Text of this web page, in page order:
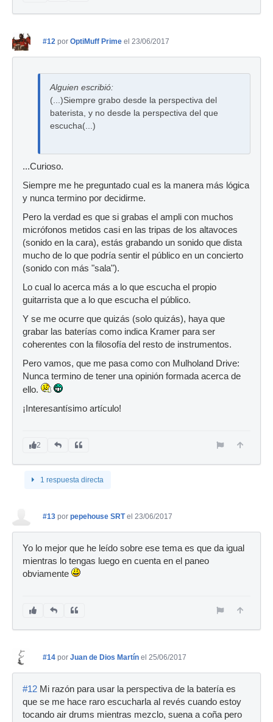
#12 por OptiMuff Prime el 23/06/2017
Alguien escribió:
(...)Siempre grabo desde la perspectiva del
baterista, y no desde la perspectiva del que
escucha(...)
...Curioso.
Siempre me he preguntado cual es la manera más lógica
y nunca termino por decidirme.
Pero la verdad es que si grabas el ampli con muchos
micrófonos metidos casi en las tripas de los altavoces
(sonido en la cara), estás grabando un sonido que dista
mucho de lo que podría sentir el público en un concierto
(sonido con más "sala").
Lo cual lo acerca más a lo que escucha el propio
guitarrista que a lo que escucha el público.
Y se me ocurre que quizás (solo quizás), haya que
grabar las baterías como indica Kramer para ser
coherentes con la filosofía del resto de instrumentos.
Pero vamos, que me pasa como con Mulholand Drive:
Nunca termino de tener una opinión formada acerca de
ello.
¡Interesantísimo artículo!
2
1 respuesta directa
#13 por pepehouse SRT el 23/06/2017
Yo lo mejor que he leído sobre ese tema es que da igual
mientras lo tengas luego en cuenta en el paneo
obviamente
#14 por Juan de Dios Martín el 25/06/2017
#12 Mi razón para usar la perspectiva de la batería es
que se me hace raro escucharla al revés cuando estoy
tocando air drums mientras mezclo, suena a coña pero